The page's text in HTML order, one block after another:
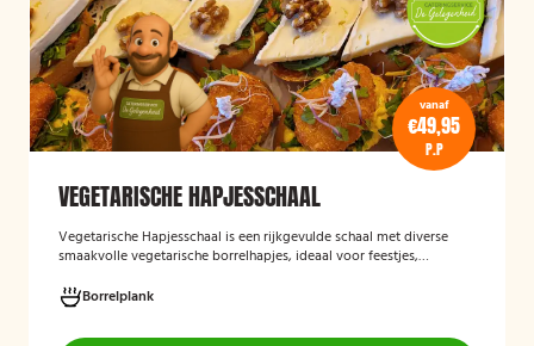
vanaf
€49,95
P.P
VEGETARISCHE HAPJESSCHAAL
Vegetarische Hapjesschaal is een rijkgevulde schaal met diverse
smaakvolle vegetarische borrelhapjes, ideaal voor feestjes,
een gevarieerde selectie van vegetarische lekkernijen die direct
klaar zijn om te serveren en geschikt zijn voor gasten die bewust of
volledig vegetarisch eten.
Borrelplank